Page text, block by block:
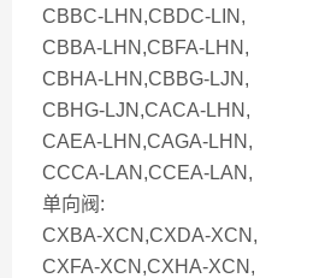
CBBC-LHN,CBDC-LIN,
CBBA-LHN,CBFA-LHN,
CBHA-LHN,CBBG-LJN,
CBHG-LJN,CACA-LHN,
CAEA-LHN,CAGA-LHN,
CCCA-LAN,CCEA-LAN,
单向阀:
CXBA-XCN,CXDA-XCN,
CXFA-XCN,CXHA-XCN,